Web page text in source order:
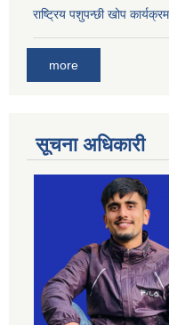
राष्ट्रिय पशुपन्छी खोप
more
सूचना अधिकारी